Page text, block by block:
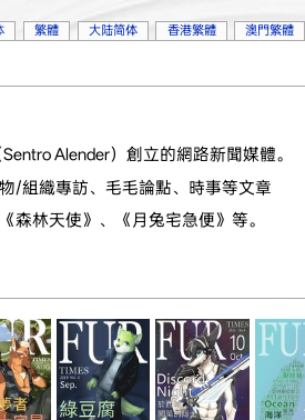
Sentro Alender）創立的網路新聞媒體。
/組織專訪、毛毛論點、時事等文章
森林天使》、《月兔宅急便》等。
繁體 大陆简体 香港繁體 澳門繁體